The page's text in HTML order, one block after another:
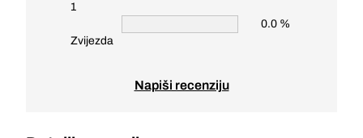
1
Zvijezda
0.0 %
Napiši recenziju